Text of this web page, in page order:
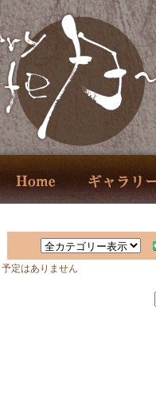
予定はありません